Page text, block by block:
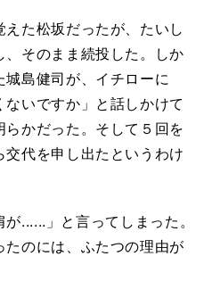
た松坂だったが、たいし
そのまま続投した。しか
城島健司が、イチローに
ないですか」と話しかけて
かだった。そして５回を
代を申し出たというわけ
......」と言ってしまった。
のには、ふたつの理由が